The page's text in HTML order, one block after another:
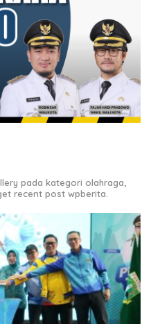
pada kategori olahraga,
recent post wpberita.